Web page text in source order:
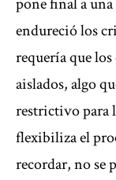
endureció los
requería que
aislados, algo
restrictivo para
flexibiliza el
recordar, no se